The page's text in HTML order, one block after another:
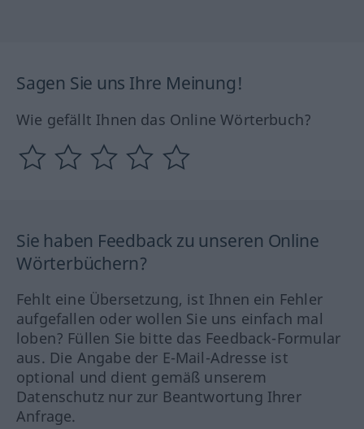
Sagen Sie uns Ihre Meinung!
Wie gefällt Ihnen das Online Wörterbuch?
Sie haben Feedback zu unseren Online
Wörterbüchern?
Fehlt eine Übersetzung, ist Ihnen ein Fehler
aufgefallen oder wollen Sie uns einfach mal
loben? Füllen Sie bitte das Feedback-Formular
aus. Die Angabe der E-Mail-Adresse ist
optional und dient gemäß unserem
Datenschutz nur zur Beantwortung Ihrer
Anfrage.